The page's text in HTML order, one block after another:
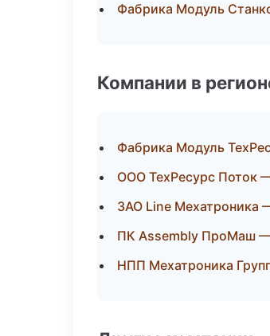
Фабрика Модуль
Компании в
Фабрика Модуль
ООО ТехРесурс Поток
ЗАО Line Мехатроника
ПК Assembly ПроМаш
НПП Мехатроника